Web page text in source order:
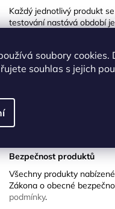
soubory
souhlas s jejich
Každý jednotlivý produkt
testování nastává období
především výrobky z
Taiwanu. Po více než 30
vždy vysoce kvalitní a aby
Na naše produkty
Evropa už nám pomalu
Bezpečnost produktů
Všechny produkty
Zákona o obecné
podmínky.